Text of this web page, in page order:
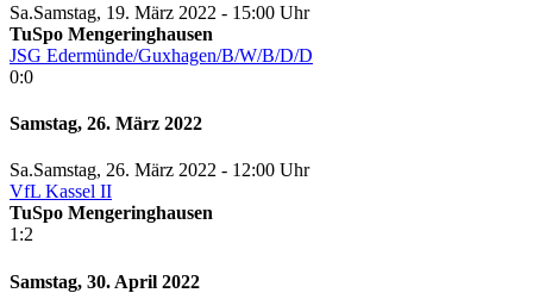
Sa.Samstag, 19. März 2022 - 15:00 Uhr
TuSpo Mengeringhausen
JSG Edermünde/Guxhagen/B/W/B/D/D
0:0
Samstag, 26. März 2022
Sa.Samstag, 26. März 2022 - 12:00 Uhr
VfL Kassel II
TuSpo Mengeringhausen
1:2
Samstag, 30. April 2022